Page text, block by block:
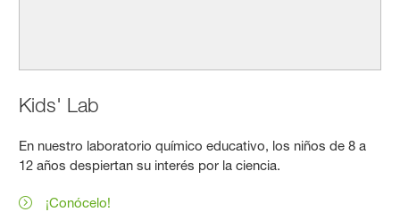
Kids' Lab
En nuestro laboratorio químico educativo, los niños de 8 a
12 años despiertan su interés por la ciencia.
¡Conócelo!